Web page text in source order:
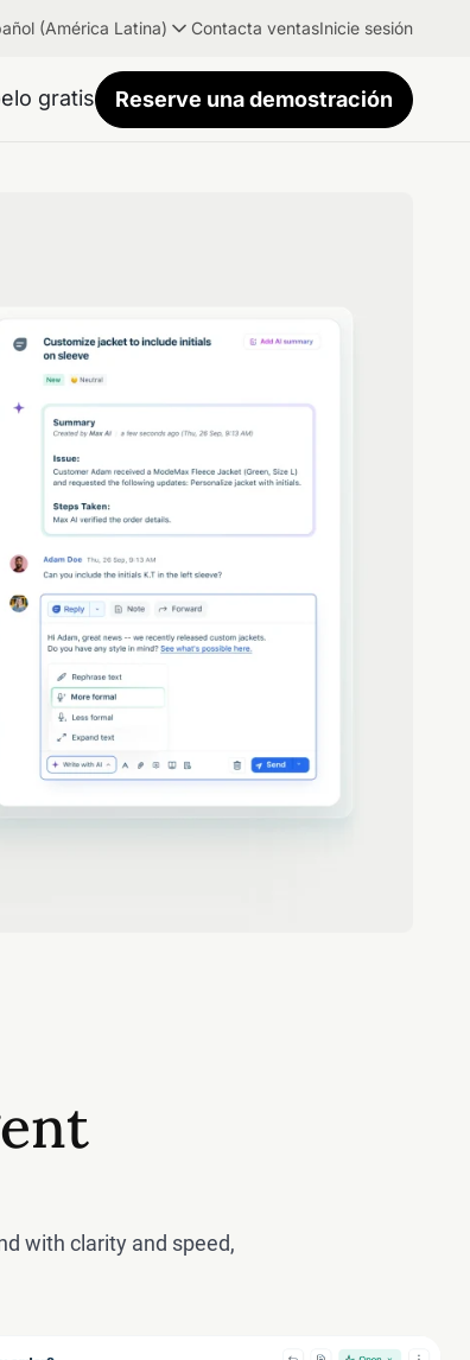
(América Latina) Contacta ventasInicie sesión
gratis Reserve una demostración
with clarity and speed,